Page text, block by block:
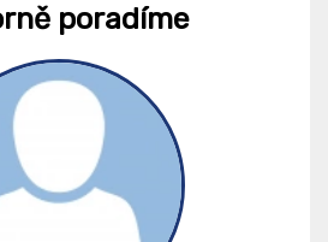
poradíme